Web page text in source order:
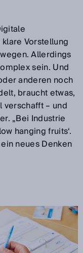
Vorstellung
Allerdings
sein. Und
anderen noch
braucht etwas,
– und
„Bei Industrie
hanging fruits‘.
neues Denken